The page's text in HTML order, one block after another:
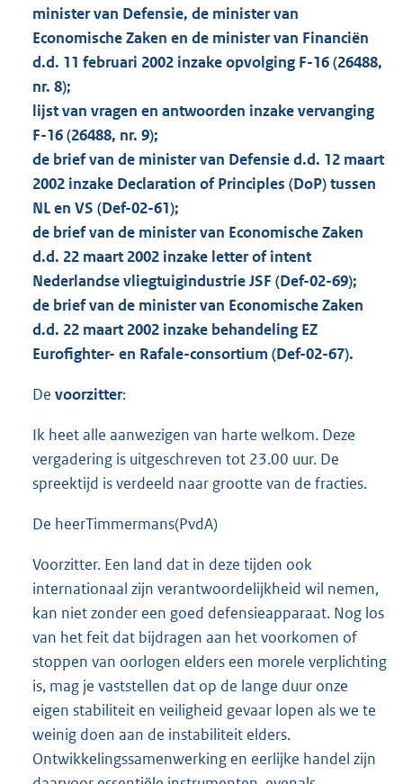
minister van Defensie, de minister van
Economische Zaken en de minister van Financiën
d.d. 11 februari 2002 inzake opvolging F-16 (26488,
nr. 8);
lijst van vragen en antwoorden inzake vervanging
F-16 (26488, nr. 9);
de brief van de minister van Defensie d.d. 12 maart
2002 inzake Declaration of Principles (DoP) tussen
NL en VS (Def-02-61);
de brief van de minister van Economische Zaken
d.d. 22 maart 2002 inzake letter of intent
Nederlandse vliegtuigindustrie JSF (Def-02-69);
de brief van de minister van Economische Zaken
d.d. 22 maart 2002 inzake behandeling EZ
Eurofighter- en Rafale-consortium (Def-02-67).
De voorzitter:
Ik heet alle aanwezigen van harte welkom. Deze
vergadering is uitgeschreven tot 23.00 uur. De
spreektijd is verdeeld naar grootte van de fracties.
De heerTimmermans(PvdA)
Voorzitter. Een land dat in deze tijden ook
internationaal zijn verantwoordelijkheid wil nemen,
kan niet zonder een goed defensieapparaat. Nog los
van het feit dat bijdragen aan het voorkomen of
stoppen van oorlogen elders een morele verplichting
is, mag je vaststellen dat op de lange duur onze
eigen stabiliteit en veiligheid gevaar lopen als we te
weinig doen aan de instabiliteit elders.
Ontwikkelingssamenwerking en eerlijke handel zijn